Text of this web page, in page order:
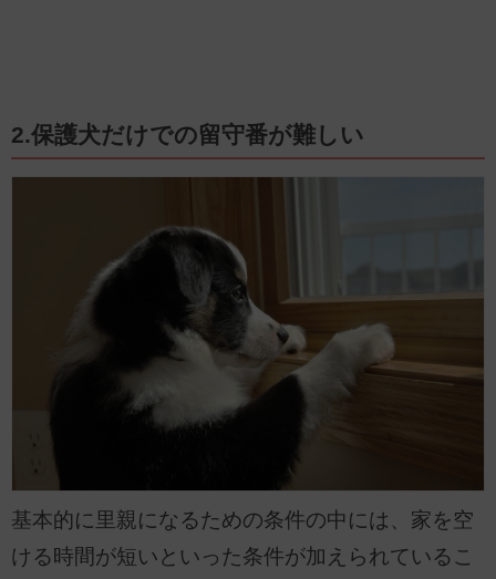
2.保護犬だけでの留守番が難しい
基本的に里親になるための条件の中には、家を空
ける時間が短いといった条件が加えられているこ